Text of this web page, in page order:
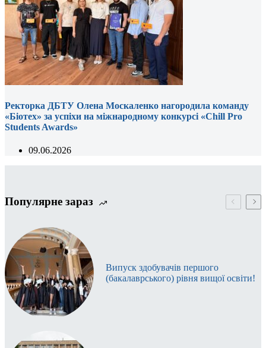
Ректорка ДБТУ Олена Москаленко нагородила команду
«Біотех» за успіхи на міжнародному конкурсі «Chill Pro
Students Awards»
09.06.2026
Популярне зараз
Випуск здобувачів першого
(бакалаврського) рівня вищої освіти!